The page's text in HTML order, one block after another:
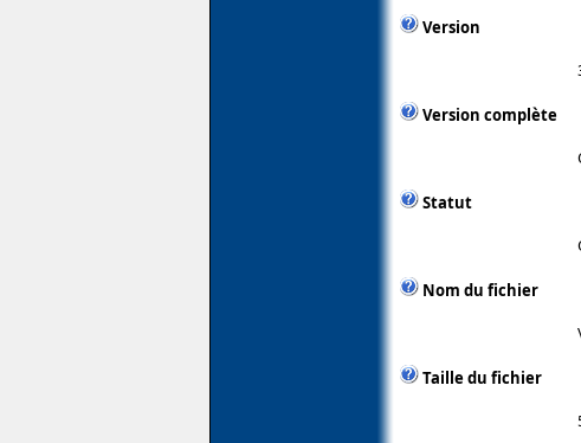
Version
Version complète
Statut
Nom du fichier
Taille du fichier